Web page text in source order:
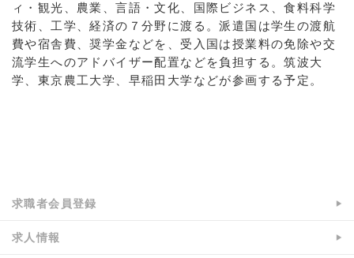
ィ・観光、農業、言語・文化、国際ビジネス、食料科学
技術、工学、経済の７分野に渡る。派遣国は学生の渡航
費や宿舎費、奨学金などを、受入国は授業料の免除や交
流学生へのアドバイザー配置などを負担する。筑波大
学、東京農工大学、早稲田大学などが参画する予定。
求職者会員登録
求人情報